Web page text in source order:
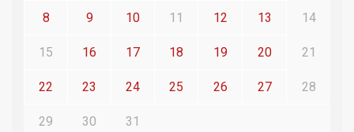
8 9 10 11 12 13 14
15 16 17 18 19 20 21
22 23 24 25 26 27 28
29 30 31